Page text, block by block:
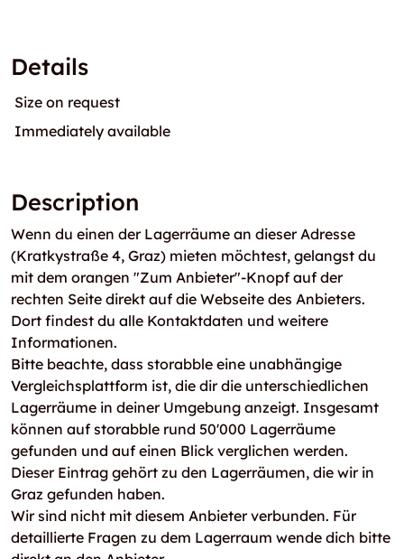
Details
Size on request
Immediately available
Description
Wenn du einen der Lagerräume an dieser Adresse
(Kratkystraße 4, Graz) mieten möchtest, gelangst du
mit dem orangen "Zum Anbieter"-Knopf auf der
rechten Seite direkt auf die Webseite des Anbieters.
Dort findest du alle Kontaktdaten und weitere
Informationen.
Bitte beachte, dass storabble eine unabhängige
Vergleichsplattform ist, die dir die unterschiedlichen
Lagerräume in deiner Umgebung anzeigt. Insgesamt
können auf storabble rund 50'000 Lagerräume
gefunden und auf einen Blick verglichen werden.
Dieser Eintrag gehört zu den Lagerräumen, die wir in
Graz gefunden haben.
Wir sind nicht mit diesem Anbieter verbunden. Für
detaillierte Fragen zu dem Lagerraum wende dich bitte